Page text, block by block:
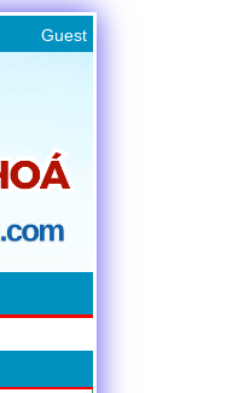
Guest